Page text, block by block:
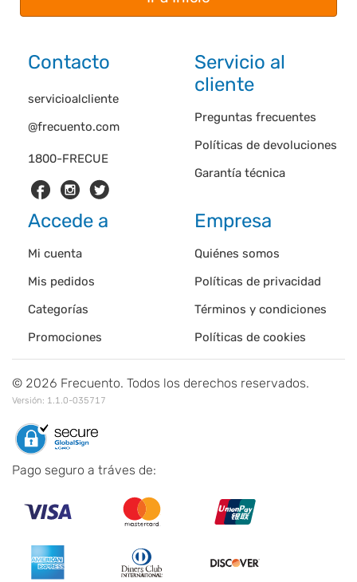
Contacto
1800-FRECUE
servicioalcliente
@frecuento.com
Servicio al
cliente
Preguntas frecuentes
Políticas de devoluciones
Garantía técnica
Accede a
Mi cuenta
Mis pedidos
Categorías
Promociones
Empresa
Quiénes somos
Políticas de privacidad
Términos y condiciones
Políticas de cookies
© 2026 Frecuento. Todos los derechos reservados.
Versión: 1.1.0-035717
Pago seguro a tráves de: